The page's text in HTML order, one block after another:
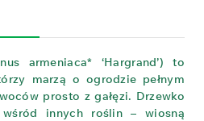
armeniaca* ‘Hargrand’) to
marzą o ogrodzie pełnym
prosto z gałęzi. Drzewko
innych roślin – wiosną